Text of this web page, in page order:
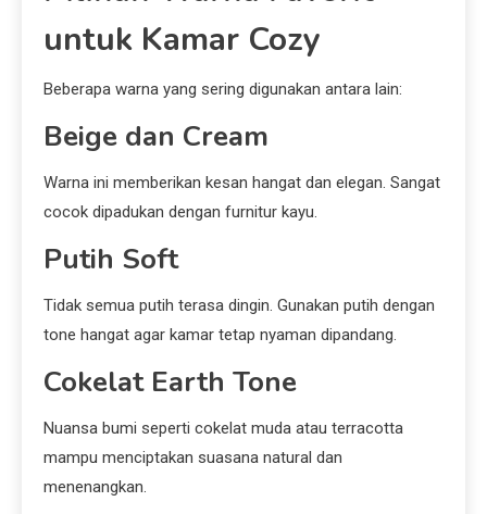
untuk Kamar Cozy
Beberapa warna yang sering digunakan antara lain:
Beige dan Cream
Warna ini memberikan kesan hangat dan elegan. Sangat
cocok dipadukan dengan furnitur kayu.
Putih Soft
Tidak semua putih terasa dingin. Gunakan putih dengan
tone hangat agar kamar tetap nyaman dipandang.
Cokelat Earth Tone
Nuansa bumi seperti cokelat muda atau terracotta
mampu menciptakan suasana natural dan
menenangkan.